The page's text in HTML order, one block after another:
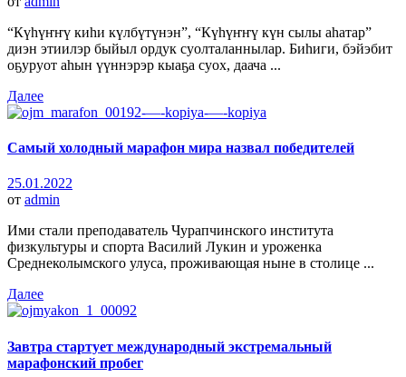
“Күһүҥҥү киһи күлбүтүнэн”, “Күһүҥҥү күн сылы аһатар”
диэн этиилэр быйыл ордук суолталаннылар. Биһиги, бэйэбит
оҕуруот аһын үүннэрэр кыаҕа суох, даача ...
Далее
Самый холодный марафон мира назвал победителей
25.01.2022
от admin
Ими стали преподаватель Чурапчинского института
физкультуры и спорта Василий Лукин и уроженка
Среднеколымского улуса, проживающая ныне в столице ...
Далее
Завтра стартует международный экстремальный
марафонский пробег